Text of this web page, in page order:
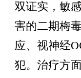
双证实，敏
害的二期梅
应、视神经
犯。治疗方